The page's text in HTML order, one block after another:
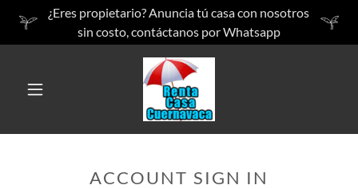
¿Eres propietario? Anuncia tú casa con nosotros
sin costo, contáctanos por Whatsapp
ACCOUNT SIGN IN